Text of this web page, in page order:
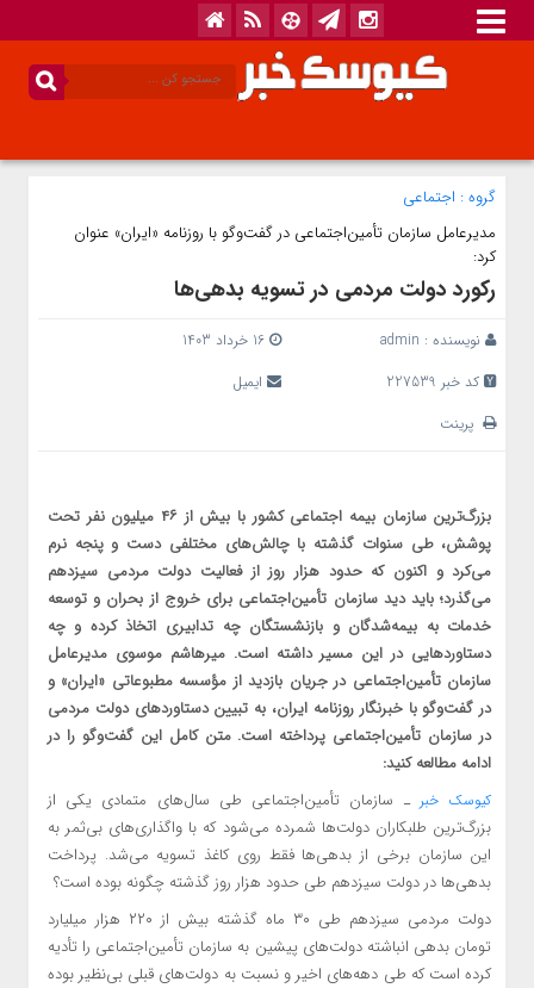
گروه : اجتماعی
مدیرعامل سازمان تأمین‌اجتماعی در گفت‌و‌گو با روزنامه «ایران» عنوان
کرد:
رکورد دولت مردمی در تسویه بدهی‌ها
نویسنده : admin
16 خرداد 1403
کد خبر 227539
ایمیل
پرینت
بزرگ‌ترین سازمان بیمه ‌اجتماعی کشور با بیش از ۴۶ میلیون نفر تحت
پوشش، طی سنوات گذشته با چالش‌های مختلفی دست و پنجه نرم
می‌کرد و اکنون که حدود هزار روز از فعالیت دولت مردمی سیزدهم
می‌گذرد؛ باید دید سازمان تأمین‌اجتماعی برای خروج از بحران و توسعه
خدمات به بیمه‌شدگان و بازنشستگان چه تدابیری اتخاذ کرده و چه
دستاوردهایی در این مسیر داشته است. میرهاشم موسوی مدیرعامل
سازمان تأمین‌اجتماعی در جریان بازدید از مؤسسه مطبوعاتی «ایران» و
در گفت‌وگو با خبرنگار روزنامه ایران، به تبیین دستاوردهای دولت مردمی
در سازمان تأمین‌اجتماعی پرداخته است. متن کامل این گفت‌وگو را در
ادامه مطالعه کنید:
کیوسک خبر ـ سازمان تأمین‌اجتماعی طی سال‌های متمادی یکی از
بزرگ‌ترین طلبکاران دولت‌ها شمرده می‌شود که با واگذاری‌های بی‌ثمر به
این سازمان برخی از بدهی‌ها فقط روی کاغذ تسویه می‌شد. پرداخت
بدهی‌ها در دولت سیزدهم طی حدود هزار روز گذشته چگونه بوده است؟
دولت مردمی سیزدهم طی ۳۰ ماه گذشته بیش از ۲۲۰ هزار میلیارد
تومان بدهی انباشته دولت‌های پیشین به سازمان تأمین‌اجتماعی را تأدیه
کرده است که طی دهه‌های اخیر و نسبت به دولت‌های قبلی بی‌نظیر بوده